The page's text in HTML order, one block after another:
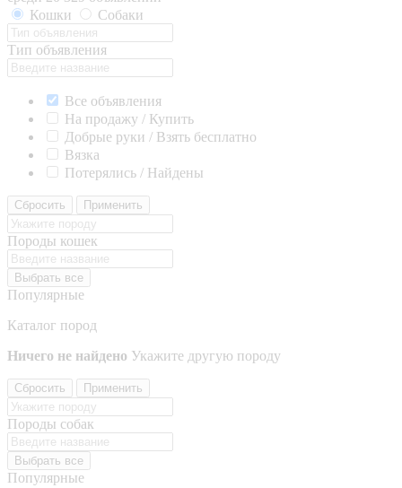
Кошки
Собаки
Тип объявления
Все объявления
На продажу / Купить
Добрые руки / Взять бесплатно
Вязка
Потерялись / Найдены
Сбросить Применить
Породы кошек
Выбрать все
Популярные
Каталог пород
Ничего не найдено Укажите другую породу
Сбросить Применить
Породы собак
Выбрать все
Популярные